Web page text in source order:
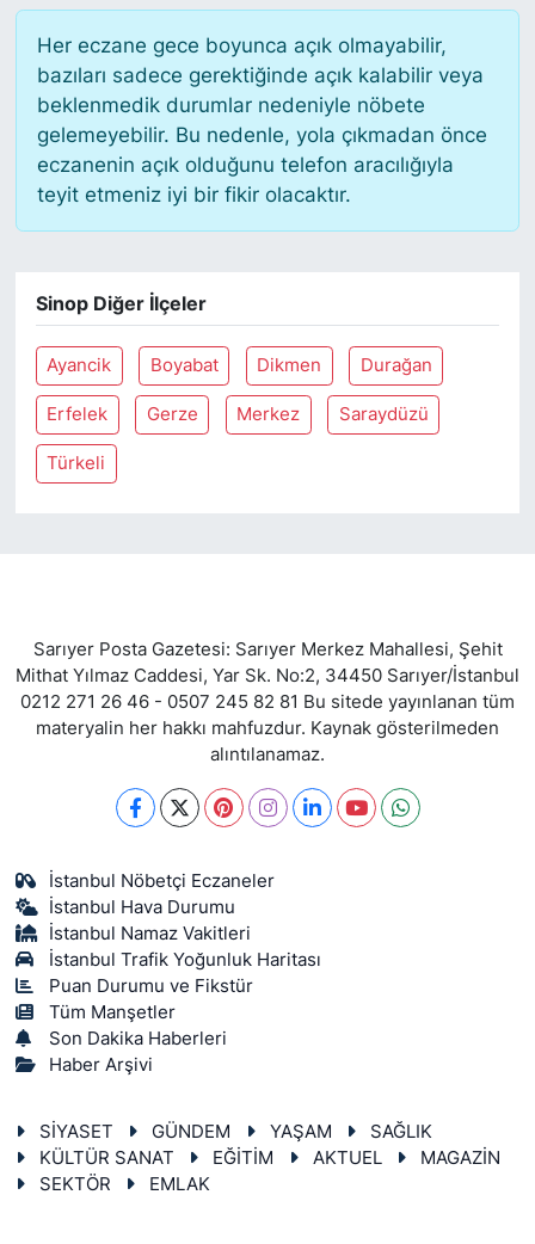
Her eczane gece boyunca açık olmayabilir,
bazıları sadece gerektiğinde açık kalabilir veya
beklenmedik durumlar nedeniyle nöbete
gelemeyebilir. Bu nedenle, yola çıkmadan önce
eczanenin açık olduğunu telefon aracılığıyla
teyit etmeniz iyi bir fikir olacaktır.
Sinop Diğer İlçeler
Ayancik Boyabat Dikmen Durağan
Erfelek Gerze Merkez Saraydüzü
Türkeli
Sarıyer Posta Gazetesi: Sarıyer Merkez Mahallesi, Şehit
Mithat Yılmaz Caddesi, Yar Sk. No:2, 34450 Sarıyer/İstanbul
0212 271 26 46 - 0507 245 82 81 Bu sitede yayınlanan tüm
materyalin her hakkı mahfuzdur. Kaynak gösterilmeden
alıntılanamaz.
İstanbul Nöbetçi Eczaneler
İstanbul Hava Durumu
İstanbul Namaz Vakitleri
İstanbul Trafik Yoğunluk Haritası
Puan Durumu ve Fikstür
Tüm Manşetler
Son Dakika Haberleri
Haber Arşivi
SİYASET GÜNDEM YAŞAM
SAĞLIK
KÜLTÜR SANAT
EĞİTİM AKTUEL
MAGAZİN
SEKTÖR
EMLAK